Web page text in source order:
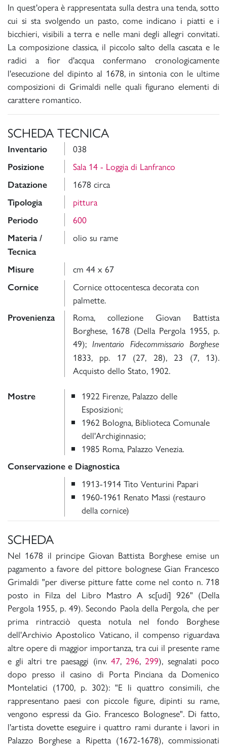
In quest'opera è rappresentata sulla destra una tenda, sotto
cui si sta svolgendo un pasto, come indicano i piatti e i
bicchieri, visibili a terra e nelle mani degli allegri convitati.
La composizione classica, il piccolo salto della cascata e le
radici a fior d'acqua confermano cronologicamente
l'esecuzione del dipinto al 1678, in sintonia con le ultime
composizioni di Grimaldi nelle quali figurano elementi di
carattere romantico.
SCHEDA TECNICA
Inventario 038
Posizione Sala 14 - Loggia di Lanfranco
Datazione 1678 circa
Tipologia pittura
Periodo 600
Materia /
Tecnica
olio su rame
Misure cm 44 x 67
Cornice
Cornice ottocentesca decorata con
palmette.
Provenienza
Roma, collezione Giovan Battista
Borghese, 1678 (Della Pergola 1955, p.
49);Inventario Fidecommissario Borghese
1833, pp. 17 (27, 28), 23 (7, 13).
Acquisto dello Stato, 1902.
Mostre
1922 Firenze, Palazzo delle
Esposizioni;
1962 Bologna, Biblioteca Comunale
dell'Archiginnasio;
1985 Roma, Palazzo Venezia.
Conservazione e Diagnostica
1913-1914 Tito Venturini Papari
1960-1961 Renato Massi (restauro
della cornice)
SCHEDA
Nel 1678 il principe Giovan Battista Borghese emise un
pagamento a favore del pittore bolognese Gian Francesco
Grimaldi "per diverse pitture fatte come nel conto n. 718
posto in Filza del Libro Mastro A sc[udi] 926" (Della
Pergola 1955, p. 49). Secondo Paola della Pergola, che per
prima rintracciò questa notula nel fondo Borghese
dell'Archivio Apostolico Vaticano, il compenso riguardava
altre opere di maggior importanza, tra cui il presente rame
e gli altri tre paesaggi (inv. 47, 296, 299), segnalati poco
dopo presso il casino di Porta Pinciana da Domenico
Montelatici (1700, p. 302): "E li quattro consimili, che
rappresentano paesi con piccole figure, dipinti su rame,
vengono espressi da Gio. Francesco Bolognese". Di fatto,
l'artista dovette eseguire i quattro rami durante i lavori in
Palazzo Borghese a Ripetta (1672-1678), commissionati